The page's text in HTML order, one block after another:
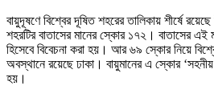
বায়ুদূষণে বিশ্বের দূষিত শহরের তালিকায় শীর্ষে রয়েছে
শহরটির বাতাসের মানের স্কোর ১৭২। বাতাসের এই
হিসেবে বিবেচনা করা হয়। আর ৬৯ স্কোর নিয়ে
অবস্থানে রয়েছে ঢাকা। বায়ুমানের এ স্কোর
হয়।